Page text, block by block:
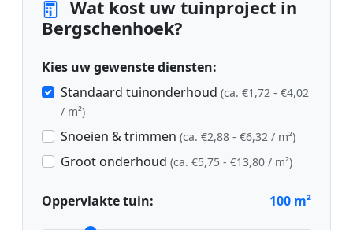
Wat kost uw tuinproject in
Bergschenhoek?
Kies uw gewenste diensten:
Standaard tuinonderhoud (ca. €1,72 - €4,02
/ m²)
Snoeien & trimmen (ca. €2,88 - €6,32 / m²)
Groot onderhoud (ca. €5,75 - €13,80 / m²)
Oppervlakte tuin: 100 m²